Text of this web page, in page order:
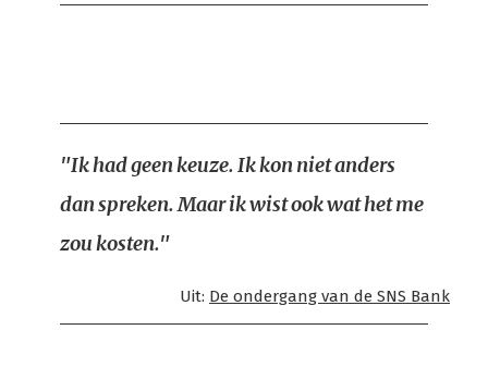
"Ik had geen keuze. Ik kon niet anders
dan spreken. Maar ik wist ook wat het me
zou kosten."
Uit: De ondergang van de SNS Bank